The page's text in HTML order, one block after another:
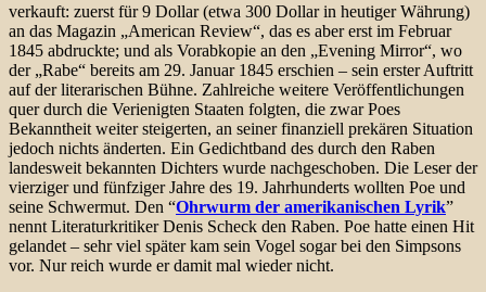
verkauft: zuerst für 9 Dollar (etwa 300 Dollar in heutiger Währung)
an das Magazin „American Review“, das es aber erst im Februar
1845 abdruckte; und als Vorabkopie an den „Evening Mirror“, wo
der „Rabe“ bereits am 29. Januar 1845 erschien – sein erster Auftritt
auf der literarischen Bühne. Zahlreiche weitere Veröffentlichungen
quer durch die Verienigten Staaten folgten, die zwar Poes
Bekanntheit weiter steigerten, an seiner finanziell prekären Situation
jedoch nichts änderten. Ein Gedichtband des durch den Raben
landesweit bekannten Dichters wurde nachgeschoben. Die Leser der
vierziger und fünfziger Jahre des 19. Jahrhunderts wollten Poe und
seine Schwermut. Den “Ohrwurm der amerikanischen Lyrik”
nennt Literaturkritiker Denis Scheck den Raben. Poe hatte einen Hit
gelandet – sehr viel später kam sein Vogel sogar bei den Simpsons
vor. Nur reich wurde er damit mal wieder nicht.